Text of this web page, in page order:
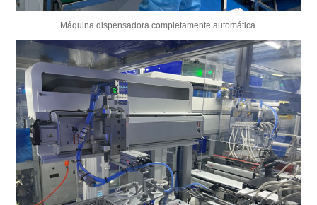
Máquina dispensadora completamente automática.